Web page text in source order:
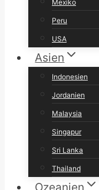
Mexiko
Peru
USA
Asien
Indonesien
Jordanien
Malaysia
Singapur
Sri Lanka
Thailand